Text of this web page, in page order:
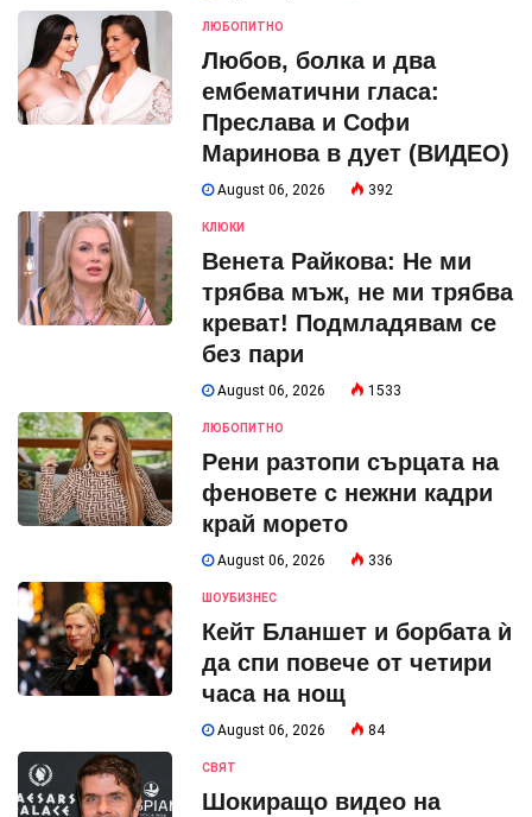
ЛЮБОПИТНО
Любов, болка и два
ембематични гласа:
Преслава и Софи
Маринова в дует (ВИДЕО)
August 06, 2026 392
КЛЮКИ
Венета Райкова: Не ми
трябва мъж, не ми трябва
креват! Подмладявам се
без пари
August 06, 2026 1533
ЛЮБОПИТНО
Рени разтопи сърцата на
феновете с нежни кадри
край морето
August 06, 2026 336
ШОУБИЗНЕС
Кейт Бланшет и борбата ѝ
да спи повече от четири
часа на нощ
August 06, 2026 84
СВЯТ
Шокиращо видео на